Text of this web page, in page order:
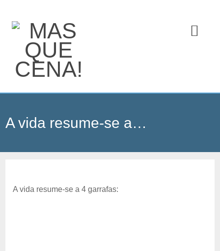
A vida resume-se a…
A vida resume-se a 4 garrafas: